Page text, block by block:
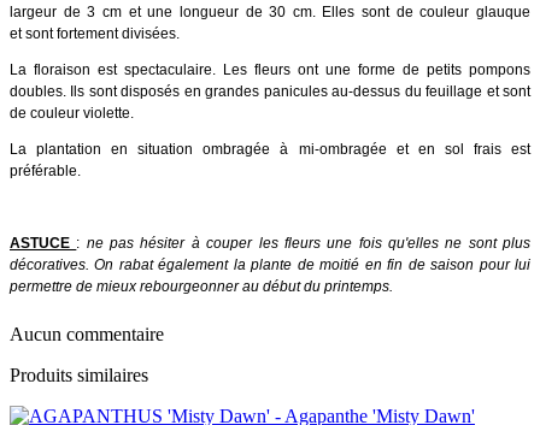
largeur de 3 cm et une longueur de 30 cm. Elles sont de couleur glauque
et sont fortement divisées.
La floraison est spectaculaire. Les fleurs ont une forme de petits pompons
doubles. Ils sont disposés en grandes panicules au-dessus du feuillage et sont
de couleur violette.
La plantation en situation ombragée à mi-ombragée et en sol frais est
préférable.
ASTUCE : ne pas hésiter à couper les fleurs une fois qu'elles ne sont plus
décoratives. On rabat également la plante de moitié en fin de saison pour lui
permettre de mieux rebourgeonner au début du printemps.
Aucun commentaire
Produits similaires